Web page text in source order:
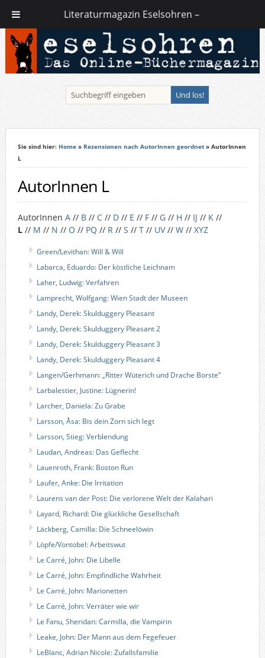
Sie sind hier: Home» Rezensionen nach AutorInnen geordnet» AutorInnen
L
AutorInnen L
AutorInnen A// B// C// D// E // F// G// H // IJ // K //
L// M // N // O // PQ // R // S // T// UV// W// XYZ
Green/Levithan: Will & Will
Labarca, Eduardo: Der köstliche Leichnam
Laher, Ludwig: Verfahren
Lamprecht, Wolfgang: Wien Stadt der Museen
Landy, Derek: Skulduggery Pleasant
Landy, Derek: Skulduggery Pleasant 2
Landy, Derek: Skulduggery Pleasant 3
Landy, Derek: Skulduggery Pleasant 4
Langen/Gerhmann: „Ritter Wüterich und Drache Borste“
Larbalestier, Justine: Lügnerin!
Larcher, Daniela: Zu Grabe
Larsson, Åsa: Bis dein Zorn sich legt
Larsson, Stieg: Verblendung
Laudan, Andreas: Das Geflecht
Lauenroth, Frank: Boston Run
Laufer, Anke: Die Irritation
Laurens van der Post: Die verlorene Welt der Kalahari
Layard, Richard: Die glückliche Gesellschaft
Läckberg, Camilla: Die Schneelöwin
Löpfe/Vontobel: Arbeitswut
Le Carré, John: Die Libelle
Le Carré, John: Empfindliche Wahrheit
Le Carré, John: Marionetten
Le Carré, John: Verräter wie wir
Le Fanu, Sheridan: Carmilla, die Vampirin
Leake, John: Der Mann aus dem Fegefeuer
LeBlanc, Adrian Nicole: Zufallsfamilie
Literaturmagazin Eselsohren –